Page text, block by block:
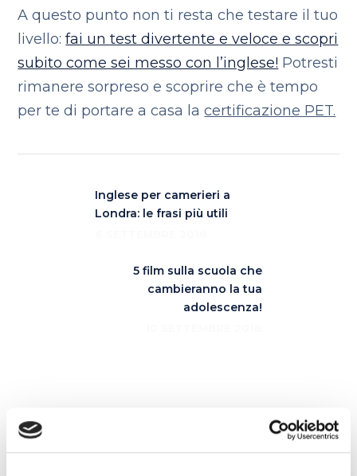
A questo punto non ti resta che testare il tuo
livello:fai un test divertente e veloce e scopri
subito come sei messo con l’inglese! Potresti
rimanere sorpreso e scoprire che è tempo
per te di portare a casa lacertificazione PET.
Inglese per camerieri a
Londra: le frasi più utili
5 film sulla scuola che
cambieranno la tua
adolescenza!
Articoli correlati